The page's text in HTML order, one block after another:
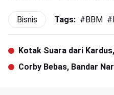
Bisnis Tags: #BBM #
Kotak Suara dari
Keamanannya
Corby Bebas, Bandar